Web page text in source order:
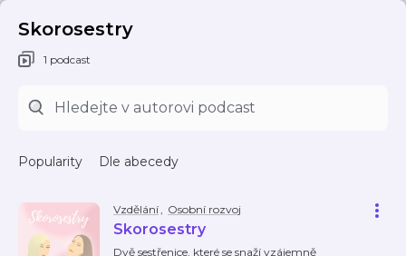
Skorosestry
1 podcast
Popularity Dle abecedy
Vzdělání, Osobní rozvoj
Skorosestry
Dvě sestřenice, které se snaží vzájemně